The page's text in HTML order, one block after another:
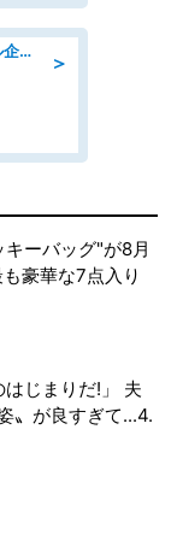
＞
09月開始/「土日祝休み」グローバル企業での産業保健のお仕事/保健師/高時給/残業なし/服装自由
ーバッグ"が8月
豪華な7点入り
はじまりだ!」 夫
〟が良すぎて...4.